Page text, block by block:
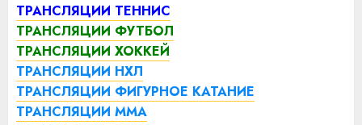
ТРАНСЛЯЦИИ ТЕННИС
ТРАНСЛЯЦИИ ФУТБОЛ
ТРАНСЛЯЦИИ ХОККЕЙ
ТРАНСЛЯЦИИ НХЛ
ТРАНСЛЯЦИИ ФИГУРНОЕ КАТАНИЕ
ТРАНСЛЯЦИИ ММА